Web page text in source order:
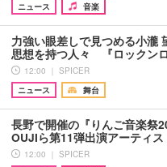
ニュース
音楽
力強い眼差しで見つめる小瀧
思想を持つ人々 『ロックン
12:00 ｜ SPICER
ニュース
舞台
長野で開催の『りんご音楽祭
OUJIら第11弾出演アーティ
12:00 ｜ SPICER